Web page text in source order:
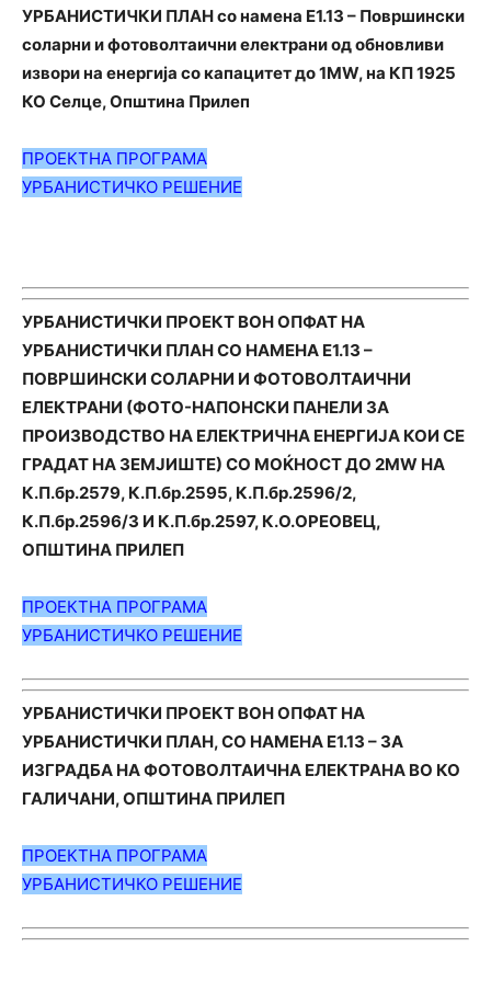
УРБАНИСТИЧКИ ПЛАН со намена Е1.13 – Површински
соларни и фотоволтаични електрани од обновливи
извори на енергија со капацитет до 1MW, на КП 1925
КО Селце, Општина Прилеп
ПРОЕКТНА ПРОГРАМА
УРБАНИСТИЧКО РЕШЕНИЕ
УРБАНИСТИЧКИ ПРОЕКТ ВОН ОПФАТ НА
УРБАНИСТИЧКИ ПЛАН СО НАМЕНА Е1.13 –
ПОВРШИНСКИ СОЛАРНИ И ФОТОВОЛТАИЧНИ
ЕЛЕКТРАНИ (ФОТО-НАПОНСКИ ПАНЕЛИ ЗА
ПРОИЗВОДСТВО НА ЕЛЕКТРИЧНА ЕНЕРГИЈА КОИ СЕ
ГРАДАТ НА ЗЕМЈИШТЕ) СО МОЌНОСТ ДО 2MW НА
К.П.бр.2579, К.П.бр.2595, К.П.бр.2596/2,
К.П.бр.2596/3 И К.П.бр.2597, К.О.ОРЕОВЕЦ,
ОПШТИНА ПРИЛЕП
ПРОЕКТНА ПРОГРАМА
УРБАНИСТИЧКО РЕШЕНИЕ
УРБАНИСТИЧКИ ПРОЕКТ ВОН ОПФАТ НА
УРБАНИСТИЧКИ ПЛАН, СО НАМЕНА Е1.13 – ЗА
ИЗГРАДБА НА ФОТОВОЛТАИЧНА ЕЛЕКТРАНА ВО КО
ГАЛИЧАНИ, ОПШТИНА ПРИЛЕП
ПРОЕКТНА ПРОГРАМА
УРБАНИСТИЧКО РЕШЕНИЕ